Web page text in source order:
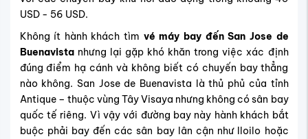
USD - 56 USD.
Không ít hành khách tìm vé máy bay đến San Jose de
Buenavistanhưng lại gặp khó khăn trong việc xác định
đúng điểm hạ cánh và không biết có chuyến bay thẳng
nào không. San Jose de Buenavista là thủ phủ của tỉnh
Antique – thuộc vùng Tây Visaya nhưng không có sân bay
quốc tế riêng. Vì vậy với đường bay này hành khách bắt
buộc phải bay đến các sân bay lân cận như Iloilo hoặc